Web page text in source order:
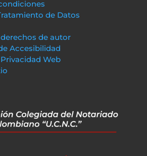
de Datos
de autor
Accesibilidad
Web